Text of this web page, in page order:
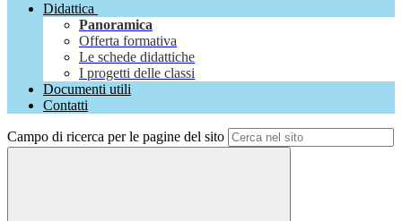
Didattica
Panoramica
Offerta formativa
Le schede didattiche
I progetti delle classi
Documenti utili
Contatti
Campo di ricerca per le pagine del sito